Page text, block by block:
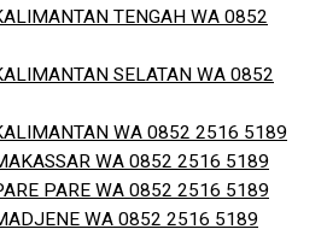
TENGAH WA 0852
SELATAN WA 0852
WA 0852 2516 5189
WA 0852 2516 5189
PARE WA 0852 2516 5189
WA 0852 2516 5189